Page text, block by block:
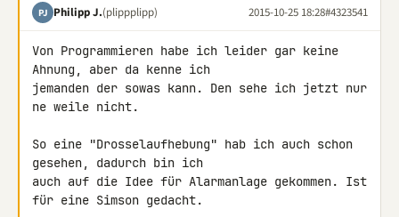
PJ Philipp J.(plippplipp) 2015-10-25 18:28#4323541
Von Programmieren habe ich leider gar keine
Ahnung, aber da kenne ich
jemanden der sowas kann. Den sehe ich jetzt nur
ne weile nicht.
So eine "Drosselaufhebung" hab ich auch schon
gesehen, dadurch bin ich
auch auf die Idee für Alarmanlage gekommen. Ist
für eine Simson gedacht.